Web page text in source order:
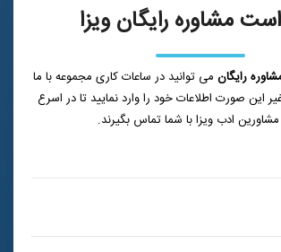
مشاوره رایگان ویزا
رایگان می توانید در ساعات کاری مجموعه با ما
این صورت اطلاعات خود را وارد نمایید تا در اسرع
ادب ویزا با شما تماس بگیرند.